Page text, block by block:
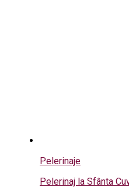
Pelerinaje
Pelerinaj la Sfânta